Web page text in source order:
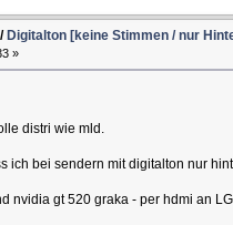
/Digitalton [keine Stimmen / nur
»
distri wie mld.
ich bei sendern mit digitalton nur
nvidia gt 520 graka - per hdmi an